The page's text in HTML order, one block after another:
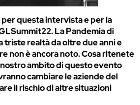
questa intervista e per la
La Pandemia di
triste realtà da oltre due anni e
non è ancora noto. Cosa ritenete
ambito di questo evento
cambiare le aziende del
il rischio di altre situazioni